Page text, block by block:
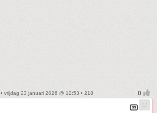
• vrijdag 23 januari 2026 @ 12:53 • 218